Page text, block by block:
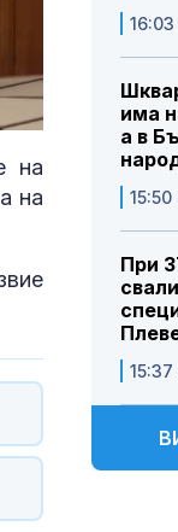
на
на
има
а в
При